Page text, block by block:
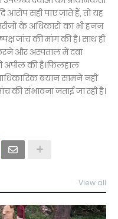
आरोप सही पाए जाते हैं, तो यह
के अधिकारों का भी हनन
जांच की मांग की है। साथ ही
और अस्पताल में दवा
अपील की है।फिलहाल
बयान सामने नहीं
की संभावना जताई जा रही है।
View all